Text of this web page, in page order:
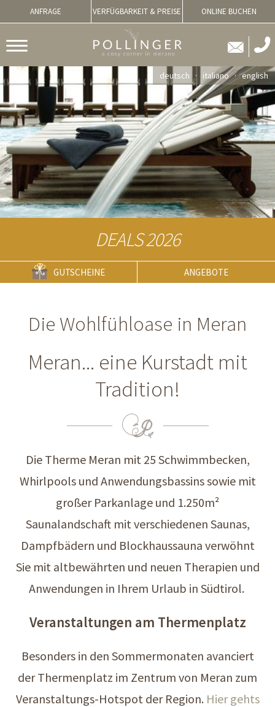
ANFRAGE VERFÜGBARKEIT & PREISE ONLINE BUCHEN
deutsch italiano english
DEALS 2026
GUTSCHEINE ANGEBOTE
Die Wohlfühloase in Meran
Meran... eine Kurstadt mit
Tradition!
Die Therme Meran mit 25 Schwimmbecken,
Whirlpools und Anwendungsbassins sowie mit
großer Parkanlage und 1.250m²
Saunalandschaft mit verschiedenen Saunas,
Dampfbädern und Blockhaussauna verwöhnt
Sie mit altbewährten und neuen Therapien und
Anwendungen in Ihrem Urlaub in Südtirol.
Veranstaltungen am Thermenplatz
Besonders in den Sommermonaten avanciert
der Thermenplatz im Zentrum von Meran zum
Veranstaltungs-Hotspot der Region. Hier gehts